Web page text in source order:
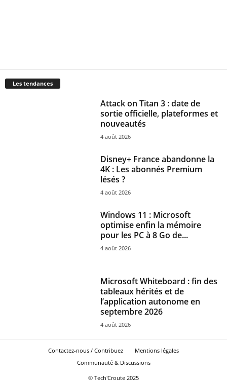
Les tendances
Attack on Titan 3 : date de
sortie officielle, plateformes et
nouveautés
4 août 2026
Disney+ France abandonne la
4K : Les abonnés Premium
lésés ?
4 août 2026
Windows 11 : Microsoft
optimise enfin la mémoire
pour les PC à 8 Go de...
4 août 2026
Microsoft Whiteboard : fin des
tableaux hérités et de
l’application autonome en
septembre 2026
4 août 2026
Contactez-nous / Contribuez
Mentions légales
Communauté & Discussions
© Tech'Croute 2025